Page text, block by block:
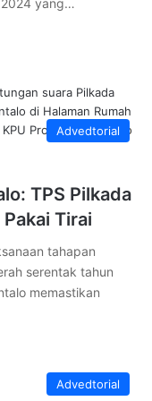
2024 yang…
Advedtorial
suara Pilkada
di Halaman Rumah
Provinsi Gorontalo
TPS Pilkada
Tirai
tahapan
serentak tahun
memastikan
Advedtorial